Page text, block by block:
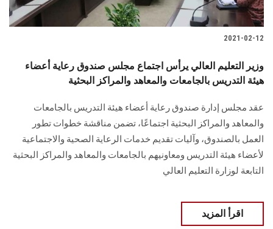
2021-02-12
وزير التعليم العالي يرأس اجتماع مجلس صندوق رعاية أعضاء
هيئة التدريس بالجامعات والمعاهد والمراكز البحثية
عقد مجلس إدارة صندوق رعاية أعضاء هيئة التدريس بالجامعات
والمعاهد والمراكز البحثية اجتماعًا، تضمن مناقشة خطوات تطور
العمل بالصندوق، وآليات تقديم خدمات الرعاية الصحية والاجتماعية
لأعضاء هيئة التدريس ومعاونيهم بالجامعات والمعاهد والمراكز البحثية
التابعة لوزارة التعليم العالي
اقرأ المزيد